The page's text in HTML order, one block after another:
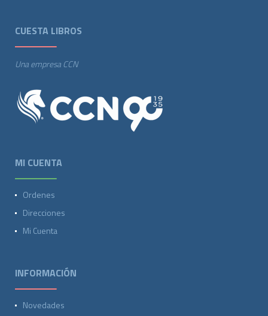
CUESTA LIBROS
Una empresa CCN
MI CUENTA
Ordenes
Direcciones
Mi Cuenta
INFORMACIÓN
Novedades